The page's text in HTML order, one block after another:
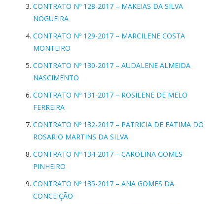
CONTRATO Nº 128-2017 – MAKEIAS DA SILVA
NOGUEIRA
CONTRATO Nº 129-2017 – MARCILENE COSTA
MONTEIRO
CONTRATO Nº 130-2017 – AUDALENE ALMEIDA
NASCIMENTO
CONTRATO Nº 131-2017 – ROSILENE DE MELO
FERREIRA
CONTRATO Nº 132-2017 – PATRICIA DE FATIMA DO
ROSARIO MARTINS DA SILVA
CONTRATO Nº 134-2017 – CAROLINA GOMES
PINHEIRO
CONTRATO Nº 135-2017 – ANA GOMES DA
CONCEIÇÃO